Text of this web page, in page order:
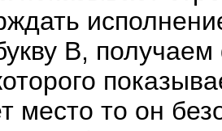
В,
место то он